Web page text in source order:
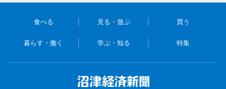
食べる 見る・遊ぶ 買う
暮らす・働く 学ぶ・知る 特集